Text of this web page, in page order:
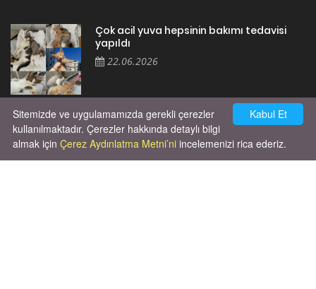
Çok acil yuva hepsinin bakımı tedavisi
yapıldı
22.06.2026
Cok huysal asla tırmalama huyu yok yeni
kısırlastırdım tuvalet egitimi de var
kumundan baska yere ya...
02.03.2026
Kabul Et
Sitemizde ve uygulamamızda gerekli çerezler
kullanılmaktadır. Çerezler hakkında detaylı bilgi
almak için Çerez Aydınlatma Metni’ni incelemenizi rica ederiz.